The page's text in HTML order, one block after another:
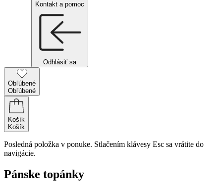
Kontakt a pomoc
Odhlásiť sa
Obľúbené
Obľúbené
Košík
Košík
Posledná položka v ponuke. Stlačením klávesy Esc sa vrátite do
navigácie.
Pánske topánky